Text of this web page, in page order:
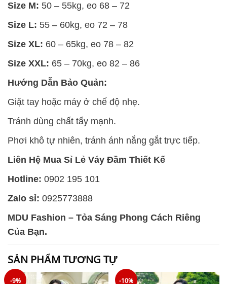
Size M: 50 – 55kg, eo 68 – 72
Size L: 55 – 60kg, eo 72 – 78
Size XL: 60 – 65kg, eo 78 – 82
Size XXL: 65 – 70kg, eo 82 – 86
Hướng Dẫn Bảo Quản:
Giặt tay hoặc máy ở chế độ nhẹ.
Tránh dùng chất tẩy mạnh.
Phơi khô tự nhiên, tránh ánh nắng gắt trực tiếp.
Liên Hệ Mua Sỉ Lẻ Váy Đầm Thiết Kế
Hotline: 0902 195 101
Zalo sỉ: 0925773888
MDU Fashion – Tỏa Sáng Phong Cách Riêng
Của Bạn.
SẢN PHẨM TƯƠNG TỰ
-9% -10%